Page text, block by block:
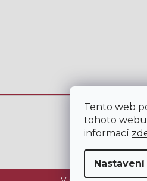
Tento web
tohoto webu
informací
Nastavení